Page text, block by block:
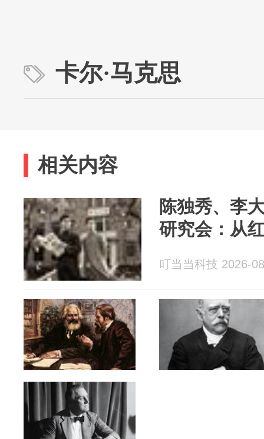
卡尔·马克思
相关内容
陈独秀、李
研究会：从
叮当当科技 2026-